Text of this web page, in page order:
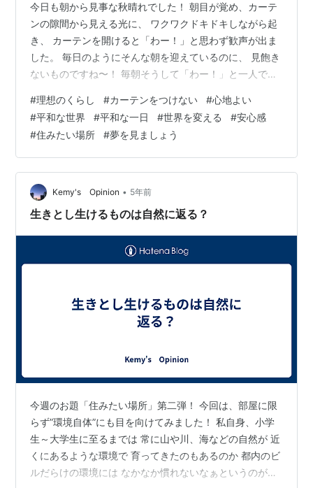
今日も朝から見事な秋晴れでした！ 朝目が覚め、カーテ
ンの隙間から見える光に、 ワクワクドキドキしながら起
き、 カーテンを開けると「わー！」と思わず歓声が出ま
した。 毎日のようにそんな朝を迎えているのに、 見飽き
ないものですね〜！ 毎朝そうして「わー！」と一人で歓
開ける瞬間は お楽しみのひとつなのですが、 実は私の理
想はカーテンなどなくても暮らせることです。 いつも開
けたまま、 窓の外の木々や山、花、川や空や雲を 感じな
がら過ごしたいですし、 一日の時間の流れ、季節の流れ
と共に変化する 太陽の日差しを感じていたいです。 夜で
も部屋の中が外から…
#理想のくらし #カーテンをつけない #心地よい
#平和な世界 #平和な一日 #世界を変える #安心感
#住みたい場所 #夢を見ましょう
Kemy's Opinion • 5年前
生きとし生けるものは自然に返る？
今週のお題「住みたい場所」第二弾！ 今回は、部屋に限
らず”環境自体”にも目を向けてみました！ 私自身、小学
生～大学生に至るまでは 常に山や川、海などの自然が 近
くにあるような環境で 育ってきたのもあるのか 都内のビ
ルだらけの環境には なかなか慣れないなぁというのが正